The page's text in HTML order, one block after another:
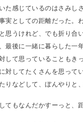
た感じているのはさみし
実としての距離だった。
思うけれど、でも折り合
最後に一緒に暮らした一
して思っていることもき
対してたくさんを思って
りなどして、ぼんやりと
てもなんだかすーっと、距